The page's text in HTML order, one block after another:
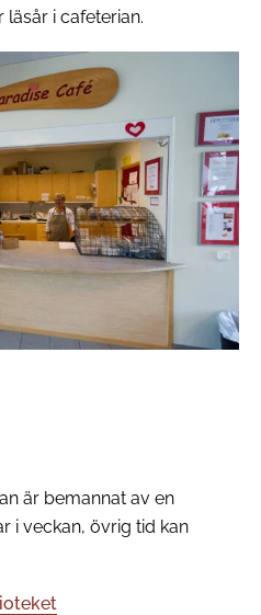
i cafeterian.
är bemannat av en
i veckan, övrig tid kan